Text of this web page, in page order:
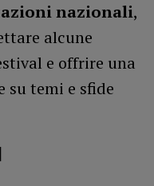
nazionali,
alcune
e offrire una
su temi e sfide